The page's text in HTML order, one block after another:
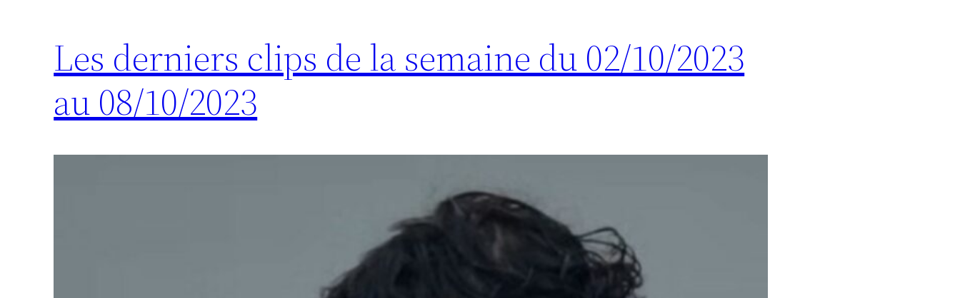
Les derniers clips de la semaine du 02/10/2023
au 08/10/2023